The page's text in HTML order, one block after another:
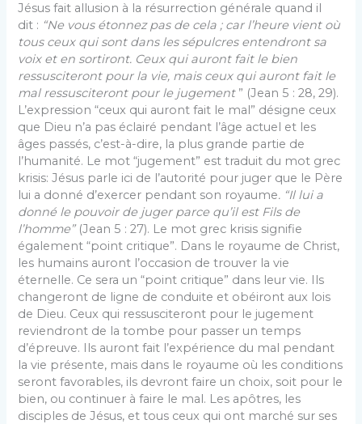
Jésus fait allusion à la résurrection générale quand il
dit : “Ne vous étonnez pas de cela ; car l’heure vient où
tous ceux qui sont dans les sépulcres entendront sa
voix et en sortiront. Ceux qui auront fait le bien
ressusciteront pour la vie, mais ceux qui auront fait le
mal ressusciteront pour le jugement” (Jean 5 : 28, 29).
L’expression “ceux qui auront fait le mal” désigne ceux
que Dieu n’a pas éclairé pendant l’âge actuel et les
âges passés, c’est-à-dire, la plus grande partie de
l’humanité. Le mot “jugement” est traduit du mot grec
krisis: Jésus parle ici de l’autorité pour juger que le Père
lui a donné d’exercer pendant son royaume. “Il lui a
donné le pouvoir de juger parce qu’il est Fils de
l’homme”(Jean 5 : 27). Le mot grec krisis signifie
également “point critique”. Dans le royaume de Christ,
les humains auront l’occasion de trouver la vie
éternelle. Ce sera un “point critique” dans leur vie. Ils
changeront de ligne de conduite et obéiront aux lois
de Dieu. Ceux qui ressusciteront pour le jugement
reviendront de la tombe pour passer un temps
d’épreuve. Ils auront fait l’expérience du mal pendant
la vie présente, mais dans le royaume où les conditions
seront favorables, ils devront faire un choix, soit pour le
bien, ou continuer à faire le mal. Les apôtres, les
disciples de Jésus, et tous ceux qui ont marché sur ses